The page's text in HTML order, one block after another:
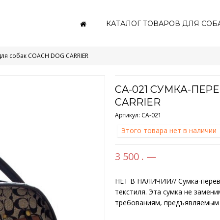
КАТАЛОГ ТОВАРОВ ДЛЯ
собак COACH DOG CARRIER
CA-021 СУМКА-
CARRIER
Артикул: CA-021
Этого товара нет в наличии
3 500 . —
НЕТ В НАЛИЧИИ// Сумка-
текстиля. Эта сумка не
требованиям,